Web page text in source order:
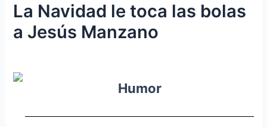
La Navidad le toca las bolas
a Jesús Manzano
Humor